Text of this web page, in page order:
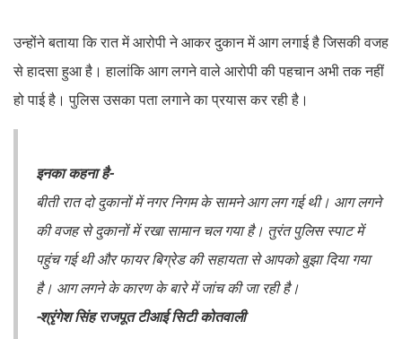
उन्होंने बताया कि रात में आरोपी ने आकर दुकान में आग लगाई है जिसकी वजह
से हादसा हुआ है। हालांकि आग लगने वाले आरोपी की पहचान अभी तक नहीं
हो पाई है। पुलिस उसका पता लगाने का प्रयास कर रही है।
इनका कहना है-
बीती रात दो दुकानों में नगर निगम के सामने आग लग गई थी। आग लगने
की वजह से दुकानों में रखा सामान चल गया है। तुरंत पुलिस स्पाट में
पहुंच गई थी और फायर बिग्रेड की सहायता से आपको बुझा दिया गया
है। आग लगने के कारण के बारे में जांच की जा रही है।
-श्रृंगेश सिंह राजपूत टीआई सिटी कोतवाली